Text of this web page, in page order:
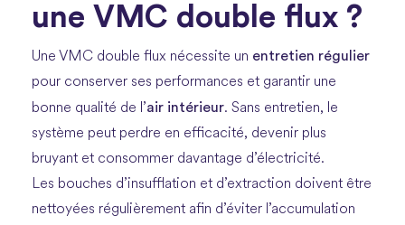
une VMC double flux ?
Une VMC double flux nécessite un entretien régulier
pour conserver ses performances et garantir une
bonne qualité de l’air intérieur. Sans entretien, le
système peut perdre en efficacité, devenir plus
bruyant et consommer davantage d’électricité.
Les bouches d’insufflation et d’extraction doivent être
nettoyées régulièrement afin d’éviter l’accumulation